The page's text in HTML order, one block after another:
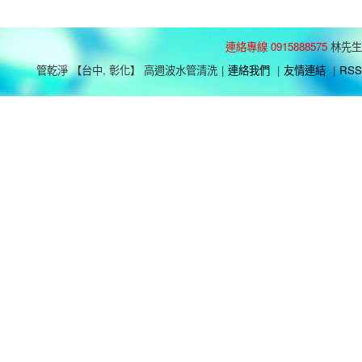
連絡專線 0915888575 林先生
管乾淨 【台中, 彰化】 高週波水管清洗 | 連絡我們 | 友情連結 | RSS